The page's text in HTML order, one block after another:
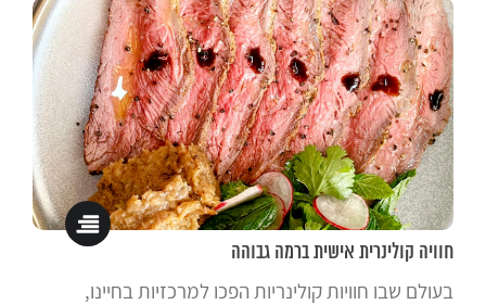
חוויה קולינרית אישית ברמה גבוהה
בעולם שבו חוויות קולינריות הפכו למרכזיות בחיינו,